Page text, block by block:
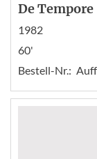
De Tempore
1982
60'
Bestell-Nr.: